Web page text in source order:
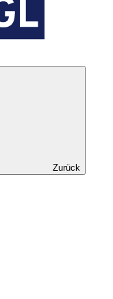
Zurück